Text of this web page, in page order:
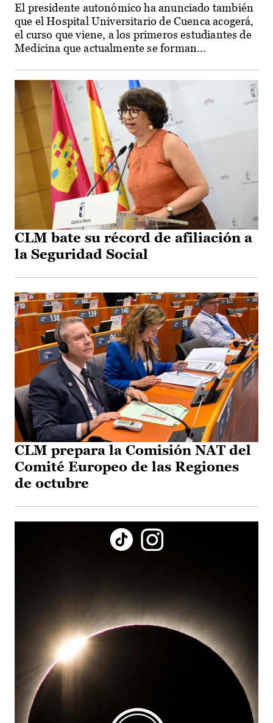
El presidente autonómico ha anunciado también
que el Hospital Universitario de Cuenca acogerá,
el curso que viene, a los primeros estudiantes de
Medicina que actualmente se forman...
CLM bate su récord de afiliación a
la Seguridad Social
CLM prepara la Comisión NAT del
Comité Europeo de las Regiones
de octubre